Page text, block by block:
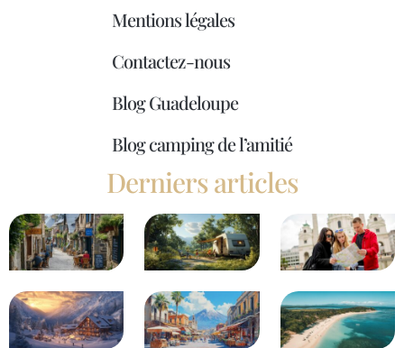
Mentions légales
Contactez-nous
Blog Guadeloupe
Blog camping de l’amitié
Derniers articles